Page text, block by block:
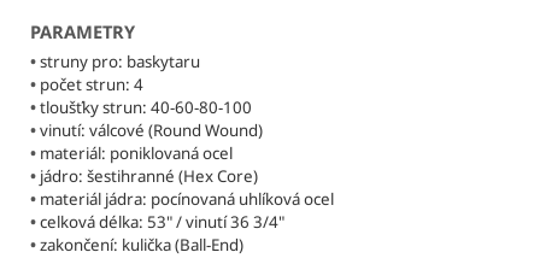
PARAMETRY
•struny pro: baskytaru
• počet strun: 4
•tloušťky strun: 40-60-80-100
•vinutí: válcové (Round Wound)
• materiál: poniklovaná ocel
• jádro: šestihranné (Hex Core)
• materiál jádra: pocínovaná uhlíková ocel
•celková délka: 53"/ vinutí 36 3/4"
•zakončení: kulička (Ball-End)
11-
48
SIGNATURE
STRUNY
PRO
ELEKTRICKOU
KYTARU
295
Kč
Původně:
330